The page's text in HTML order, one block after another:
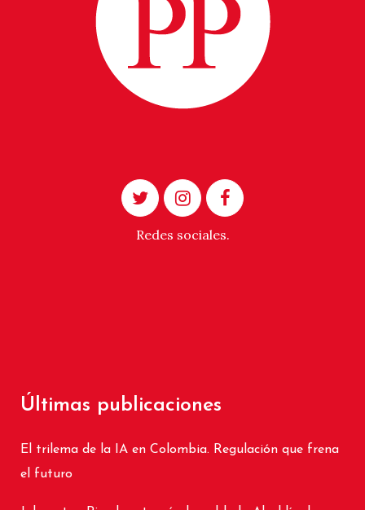
Redes sociales.
Últimas publicaciones
El trilema de la IA en Colombia. Regulación que frena
el futuro